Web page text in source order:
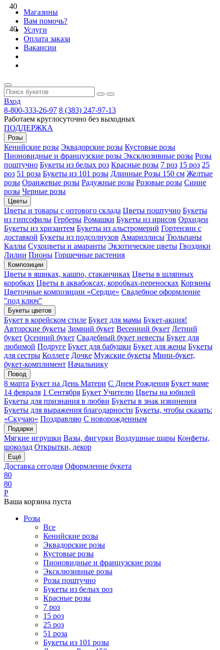
Магазины
Вам помочь?
Услуги
Оплата заказа
Вакансии
Вход
8-800-333-26-97 8 (383) 247-97-13
Работаем круглосуточно без выходных
ПОДДЕРЖКА
Розы
Кенийские розы Эквадорские розы Кустовые розы
Пионовидные и французские розы Эксклюзивные розы Розы
поштучно Букеты из белых роз Красные розы 7 роз 15 роз 25
роз 51 роза Букеты из 101 розы Длинные Розы 150 см Желтые
розы Оранжевые розы Радужные розы Розовые розы Синие
розы Черные розы
Цветы
Цветы и товары с оптового склада Цветы поштучно Букеты
из гипсофилы Герберы Ромашки Букеты из ирисов Орхидеи
Букеты из хризантем Букеты из альстромерий Гортензии с
доставкой Букеты из подсолнухов Амариллисы Тюльпаны
Каллы Сухоцветы и амаранты Экзотические цветы Гвоздики
Лилии Пионы Горшечные растения
Композиции
Цветы в ящиках, кашпо, стаканчиках Цветы в шляпных
коробках Цветы в аквабоксах, коробках-переносках Корзины
Цветочные композиции «Сердце» Свадебное оформление
"под ключ"
Букеты цветов
Букет в корейском стиле Букет для мамы Букет-акция!
Авторские букеты Зимний букет Весенний букет Летний
букет Осенний букет Свадебный букет невесты Букет для
любимой Подруге Букет для бабушки Букет для жены Букеты
для сестры Коллеге Дочке Мужские букеты Мини-букет,
букет-комплимент Начальнику
Повод
8 марта Букет на День Матери С Днем Рождения Букет маме
14 февраля 1 Сентября Букет Учителю Цветы на юбилей
Букеты для признания в любви Букеты в знак извинения
Букеты для выражения благодарности Букеты, чтобы сказать:
«Скучаю» Поздравляю С новорожденным
Подарки
Мягкие игрушки Вазы, фигурки Воздушные шары Конфеты,
шоколад Открытки, декор
Ещё
Доставка сегодня Оформление букета
80
80
Р
Ваша корзина пуста
Розы
Все
Кенийские розы
Эквадорские розы
Кустовые розы
Пионовидные и французские розы
Эксклюзивные розы
Розы поштучно
Букеты из белых роз
Красные розы
7 роз
15 роз
25 роз
51 роза
Букеты из 101 розы
40
40